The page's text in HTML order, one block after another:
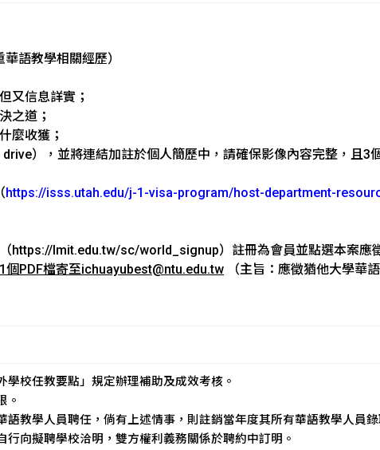
語教學相關經歷）
又信息詳實；
之道；
麼收獲；
），並將連結加註於個人簡歷中，請確保影像內容完整，且3
https://isss.utah.edu/j-1-visa-program/host-department-
https://lmit.edu.tw/sc/world_signup）註冊為會員並點選本案應
PDF檔寄至ichuayubest@ntu.edu.tw （主旨：應徵猶他大學華
校任教要點」規定辦理補助及成效考核。
。
教學人員聘任，倘有上述情事，則註銷當年度其所有華語教學人員錄
向擬聘學校洽明，雙方權利義務關係於聘約中訂明。